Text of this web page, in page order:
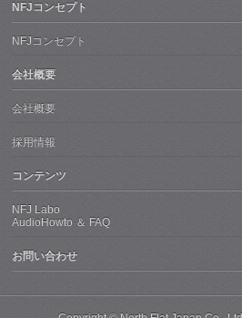
NFJコンセプト
NFJコンセプト
会社概要
会社概要
採用情報
コンテンツ
NFJ Labo
AudioHowto ＆ FAQ
お問い合わせ